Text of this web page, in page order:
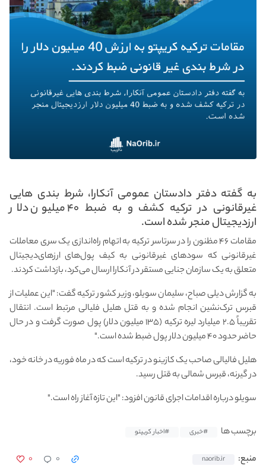
به گفته دفتر دادستان عمومی آنکارا، شرط بندی هایی
غیرقانونی در ترکیه کشف و به ضبط ۴۰ میلیون دلار
ارز‌دیجیتال منجر شده است.
مقامات ۴۶ مظنون را در سرتاسر ترکیه به اتهام راه‌اندازی یک سری معاملات
غیرقانونی که سودهای غیرقانونی به کیف پول‌های ارزهای‌دیجیتال
متعلق به یک سازمان جنایی مستقر در آنکارا ارسال می‌کرد، بازداشت کردند.
به گزارش دیلی صباح، سلیمان سویلو، وزیر کشور ترکیه گفت: "این عملیات از
قبرس ترک‌نشین انجام شده و به قتل هلیل فلیالی مرتبط است. انتقال
تقریباً ۲.۵ میلیارد لیره ترکیه (۱۳۵ میلیون دلار) پول صورت گرفت و در حال
حاضر حدود ۴۰ میلیون دلار پول ضبط شده است."
هلیل فالیالی صاحب یک کازینو در ترکیه است که در ماه فوریه در خانه خود،
در گیرنه، قبرس شمالی به قتل رسید.
سویلو درباره اقدامات اجرای قانون افزود: "این تازه آغاز راه است."
برچسب ها #خبری #اخبار کریپتو
منبع: naorib.ir ۰ ۰